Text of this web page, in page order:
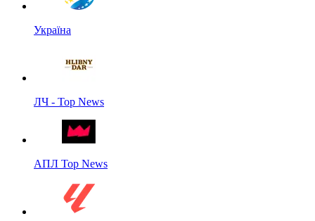
Україна
ЛЧ - Top News
АПЛ Top News